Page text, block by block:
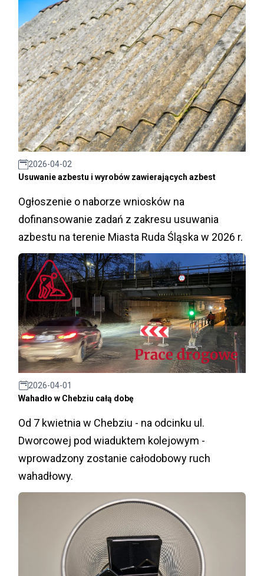
2026-04-02
Usuwanie azbestu i wyrobów zawierających azbest
Ogłoszenie o naborze wniosków na
dofinansowanie zadań z zakresu usuwania
azbestu na terenie Miasta Ruda Śląska w 2026 r.
2026-04-01
Wahadło w Chebziu całą dobę
Od 7 kwietnia w Chebziu - na odcinku ul.
Dworcowej pod wiaduktem kolejowym -
wprowadzony zostanie całodobowy ruch
wahadłowy.